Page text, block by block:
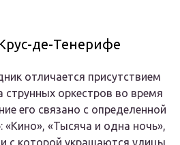
де-Тенерифе
отличается присутствием
струнных оркестров во время
его связано с определенной
«Кино», «Тысяча и одна ночь»,